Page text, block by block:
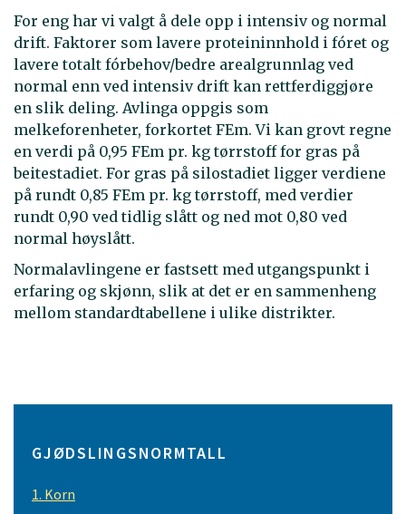
GJØDSLINGSNORMTALL
1. Korn
For eng har vi valgt å dele opp i intensiv og normal
drift. Faktorer som lavere proteininnhold i fóret og
lavere totalt fórbehov/bedre arealgrunnlag ved
normal enn ved intensiv drift kan rettferdiggjøre
en slik deling. Avlinga oppgis som
melkeforenheter, forkortet FEm. Vi kan grovt regne
en verdi på 0,95 FEm pr. kg tørrstoff for gras på
beitestadiet. For gras på silostadiet ligger verdiene
på rundt 0,85 FEm pr. kg tørrstoff, med verdier
rundt 0,90 ved tidlig slått og ned mot 0,80 ved
normal høyslått.
Normalavlingene er fastsett med utgangspunkt i
erfaring og skjønn, slik at det er en sammenheng
mellom standardtabellene i ulike distrikter.